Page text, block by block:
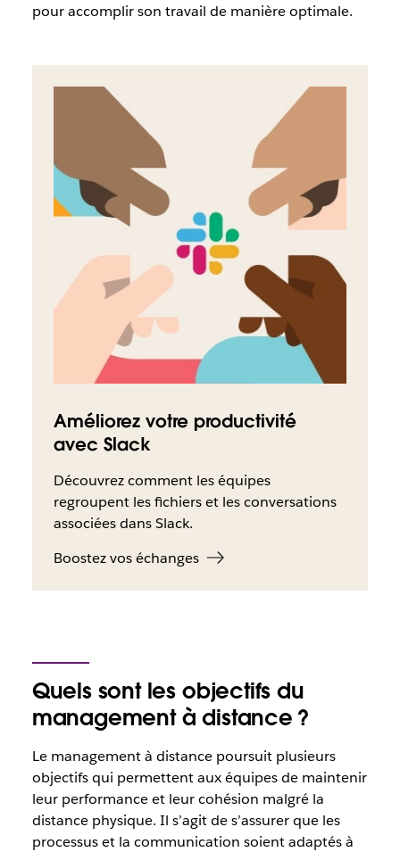
pour accomplir son travail de manière optimale.
Améliorez votre productivité
avec Slack
Découvrez comment les équipes
regroupent les fichiers et les conversations
associées dans Slack.
Boostez vos échanges
Quels sont les objectifs du
management à distance ?
Le management à distance poursuit plusieurs
objectifs qui permettent aux équipes de maintenir
leur performance et leur cohésion malgré la
distance physique. Il s’agit de s’assurer que les
processus et la communication soient adaptés à